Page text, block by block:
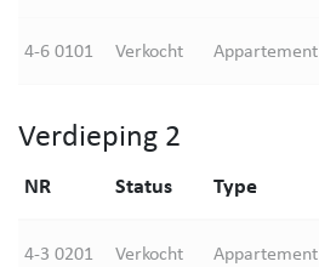
4-6 0101 Verkocht Appartement
Verdieping 2
NR Status Type
4-3 0201 Verkocht Appartement